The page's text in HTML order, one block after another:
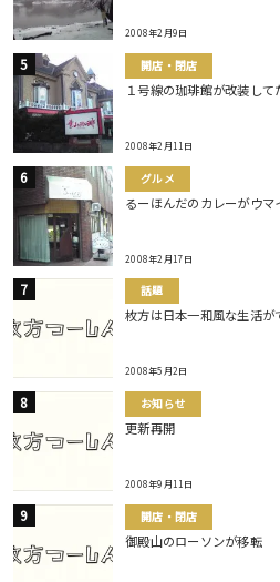
2008年2月9日
開店・閉店
１号線の珈琲館が改装して
2008年2月11日
グルメ
るーほんだのカレーがウマ
2008年2月17日
話題
枚方は日本一和風な生活が
2008年5月2日
お知らせ
更新再開
2008年9月11日
開店・閉店
御殿山のローソンが移転